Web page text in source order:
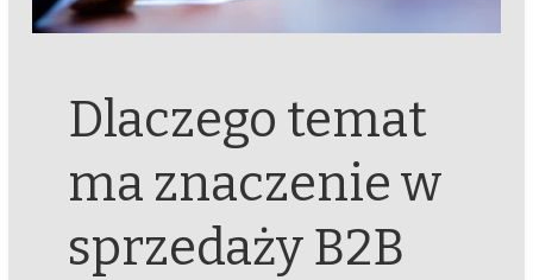
Dlaczego temat
ma znaczenie w
sprzedaży B2B